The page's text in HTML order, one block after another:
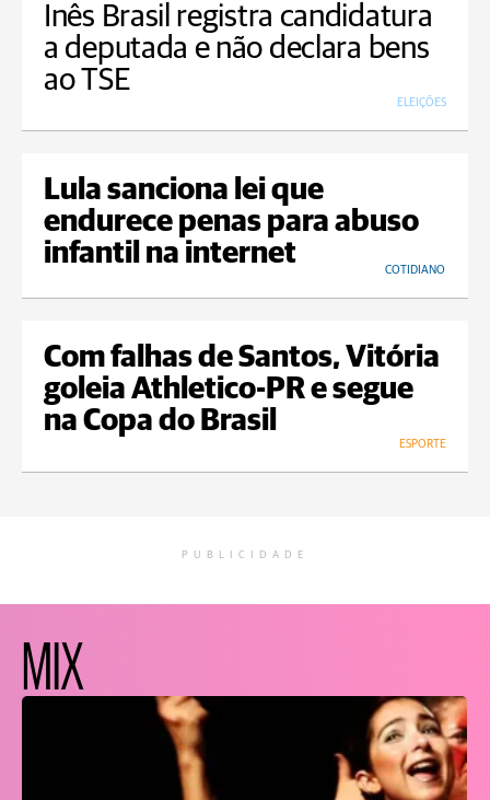
Inês Brasil registra candidatura
a deputada e não declara bens
ao TSE
ELEIÇÕES
Lula sanciona lei que
endurece penas para abuso
infantil na internet
COTIDIANO
Com falhas de Santos, Vitória
goleia Athletico-PR e segue
na Copa do Brasil
ESPORTE
PUBLICIDADE
MIX